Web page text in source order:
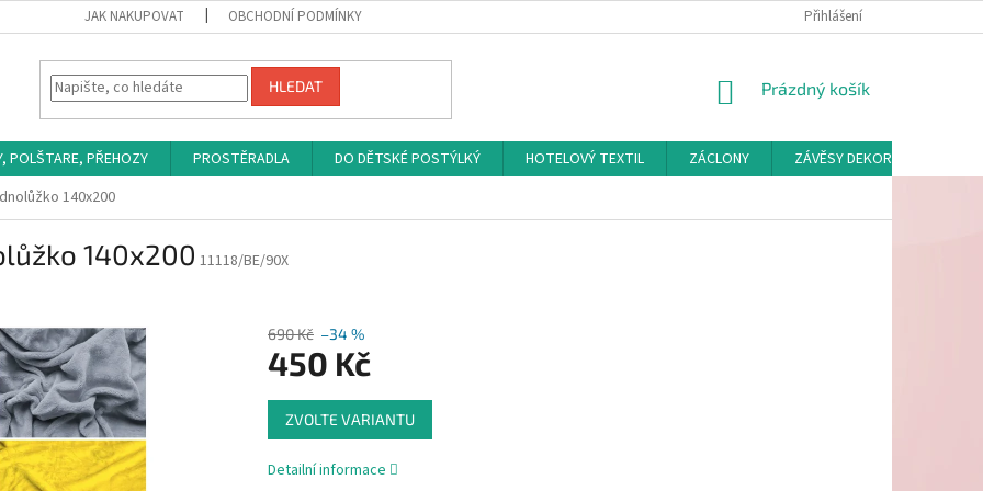
JAK NAKUPOVAT OBCHODNÍ PODMÍNKY Přihlášení
HLEDAT
NÁKUPNÍ
Prázdný košík
POLŠTARE, PŘEHOZY PROSTĚRADLA DO DĚTSKÉ POSTÝLKÝ HOTELOVÝ TEXTIL ZÁCLONY
ZÁVĚSY DEKORAČNÍ A
140x200
140x200 11118/BE/90X
690 Kč –34 %
450 Kč
Měrná
cena:
ZVOLTE VARIANTU
Detailní informace